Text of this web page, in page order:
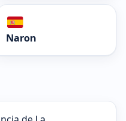
Naron